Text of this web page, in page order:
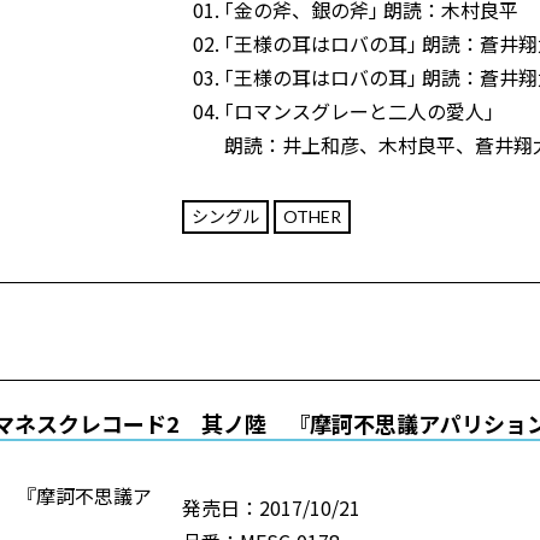
｢金の斧、銀の斧｣ 朗読：木村良平
｢王様の耳はロバの耳｣ 朗読：蒼井
｢王様の耳はロバの耳｣ 朗読：蒼井
｢ロマンスグレーと二人の愛人｣
朗読：井上和彦、木村良平、蒼井翔
シングル OTHER
ネスクレコード2 其ノ陸 『摩訶不思議アパリショ
発売日：2017/10/21